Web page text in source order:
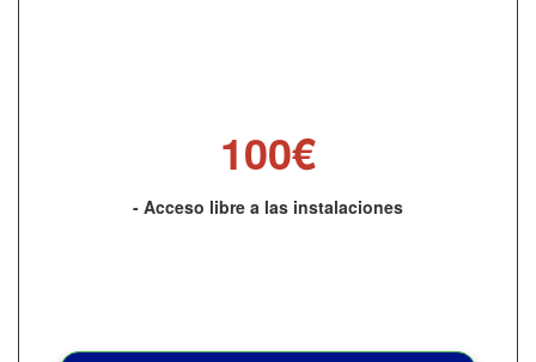
100€
- Acceso libre a las instalaciones